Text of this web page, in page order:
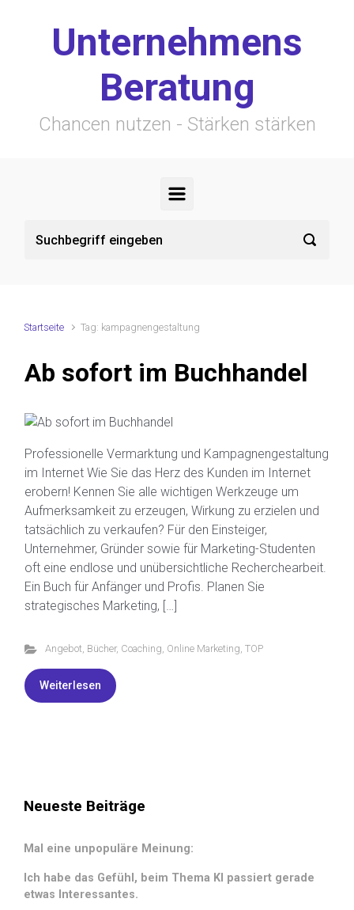
Unternehmens
Beratung
Chancen nutzen - Stärken stärken
Startseite Tag: kampagnengestaltung
Ab sofort im Buchhandel
Professionelle Vermarktung und Kampagnengestaltung
im Internet Wie Sie das Herz des Kunden im Internet
erobern! Kennen Sie alle wichtigen Werkzeuge um
Aufmerksamkeit zu erzeugen, Wirkung zu erzielen und
tatsächlich zu verkaufen? Für den Einsteiger,
Unternehmer, Gründer sowie für Marketing-Studenten
oft eine endlose und unübersichtliche Recherchearbeit.
Ein Buch für Anfänger und Profis. Planen Sie
strategisches Marketing, […]
Angebot, Bücher, Coaching, Online Marketing, TOP
Weiterlesen
Neueste Beiträge
Mal eine unpopuläre Meinung:
Ich habe das Gefühl, beim Thema KI passiert gerade
etwas Interessantes.